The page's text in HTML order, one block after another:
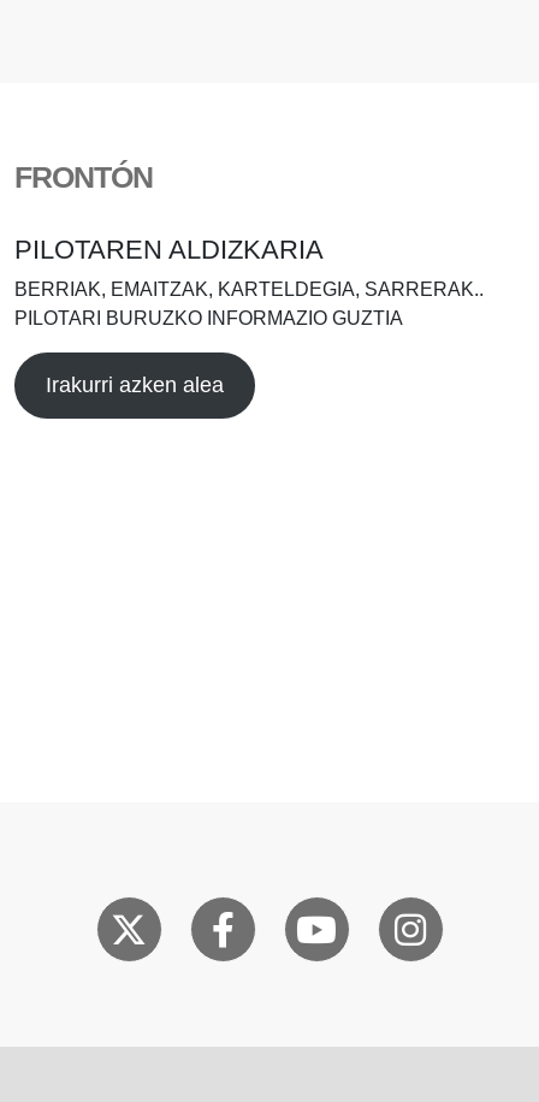
FRONTÓN
PILOTAREN ALDIZKARIA
BERRIAK, EMAITZAK, KARTELDEGIA, SARRERAK..
PILOTARI BURUZKO INFORMAZIO GUZTIA
Irakurri azken alea